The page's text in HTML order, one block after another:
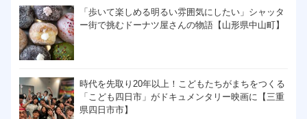
「歩いて楽しめる明るい雰囲気にしたい」シャッタ
ー街で挑むドーナツ屋さんの物語【山形県中山町】
時代を先取り20年以上！こどもたちがまちをつくる
「こども四日市」がドキュメンタリー映画に【三重
県四日市市】